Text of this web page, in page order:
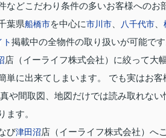
などこだわり条件の多いお客様へのお
葉県船橋市を中心に市川市 八千代市
掲載中の全物件の取り扱いが可能で
店（イーライフ株式会社）に絞って大
単に出来てしまいます。 でも実はお
や間取図、地図だけでは読み取れな
ます。
び津田沼店（イーライフ株式会社）へ